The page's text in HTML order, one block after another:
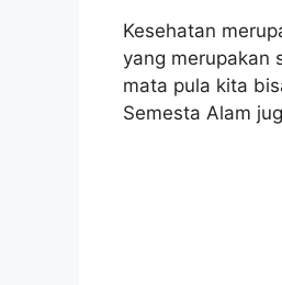
Kesehatan
yang merupakan
mata pula kita
Semesta Alam